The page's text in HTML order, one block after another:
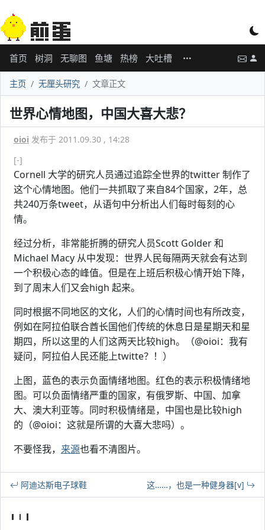
首页 树洞 无聊图 鱼塘 热榜 大吐槽
主页 无厘头研究 文章正文
世界心情地图，中国大喜大悲？
oioi 发布于 2011.09.30 , 14:28
[-]
Cornell 大学的研究人员通过追踪全世界的twitter 制作了
这个心情地图。他们一共抓取了来自84个国家，2年，总
共240万条tweet，从语句中分析出人们每时每刻的心
情。
经过分析，非常能折腾的研究人员Scott Golder 和
Michael Macy 从中发现：世界人民每隔两天就会有达到
一个积极心态的峰值。但是在上班后积极心情开始下降，
到了周末人们又会high 起来。
同时根据不同地区的文化，人们的心情时间也有所改变，
例如在阿拉伯联合酋长国他们传统的休息日是星期天和星
期四，所以这里的人们这两天比较high。（@oioi：我有
疑问，阿拉伯人民还能上twitte？！）
上图，蓝色的表示负面情绪地图。红色的表示积极情绪地
图。可以负面情绪严重的国家，有俄罗斯、中国、加拿
大、澳大利亚等。同时积极情绪是，中国也是比较high
的（@oioi：这就是所谓的大喜大悲吗）。
不要怪我， 来源也看不清图片。
阿迪达斯电子球鞋 这……，也是一种健身器[v]